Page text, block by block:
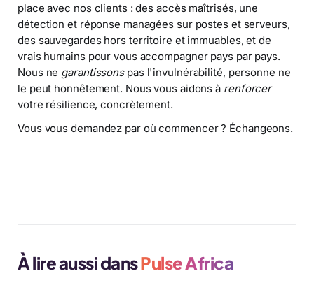
place avec nos clients : des accès maîtrisés, une
détection et réponse managées sur postes et serveurs,
des sauvegardes hors territoire et immuables, et de
vrais humains pour vous accompagner pays par pays.
Nous ne garantissonspas l'invulnérabilité, personne ne
le peut honnêtement. Nous vous aidons à renforcer
votre résilience, concrètement.
Vous vous demandez par où commencer ? Échangeons.
À lire aussi dansPulse Africa